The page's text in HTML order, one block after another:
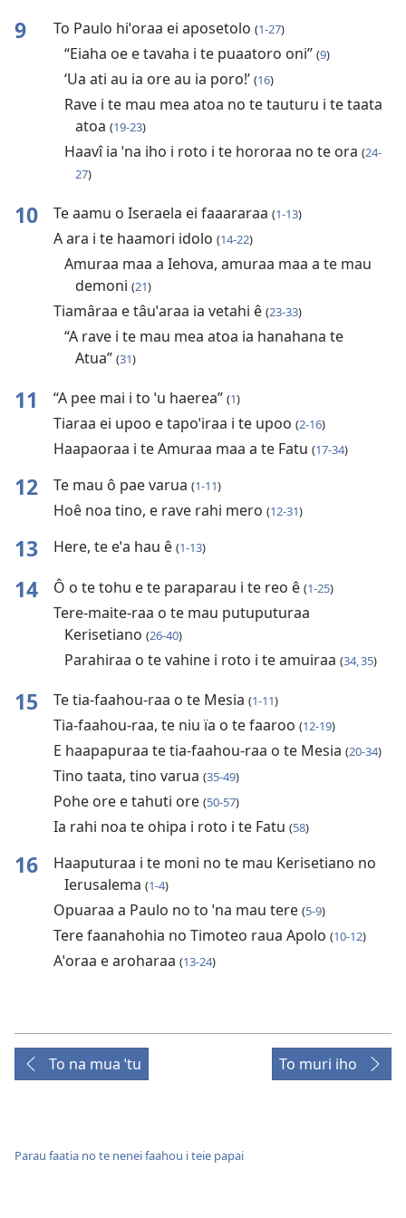
9 To Paulo hiˈoraa ei aposetolo (1-27)
“Eiaha oe e tavaha i te puaatoro oni” (9)
‘Ua ati au ia ore au ia poro!’ (16)
Rave i te mau mea atoa no te tauturu i te taata
atoa (19-23)
Haavî ia ˈna iho i roto i te hororaa no te ora (24-
27)
10 Te aamu o Iseraela ei faaararaa (1-13)
A ara i te haamori idolo (14-22)
Amuraa maa a Iehova, amuraa maa a te mau
demoni (21)
Tiamâraa e tâuˈaraa ia vetahi ê (23-33)
“A rave i te mau mea atoa ia hanahana te
Atua” (31)
11 “A pee mai i to ˈu haerea” (1)
Tiaraa ei upoo e tapoˈiraa i te upoo (2-16)
Haapaoraa i te Amuraa maa a te Fatu (17-34)
12 Te mau ô pae varua (1-11)
Hoê noa tino, e rave rahi mero (12-31)
13 Here, te eˈa hau ê (1-13)
14 Ô o te tohu e te paraparau i te reo ê (1-25)
Tere-maite-raa o te mau putuputuraa
Kerisetiano (26-40)
Parahiraa o te vahine i roto i te amuiraa (34, 35)
15 Te tia-faahou-raa o te Mesia (1-11)
Tia-faahou-raa, te niu ïa o te faaroo (12-19)
E haapapuraa te tia-faahou-raa o te Mesia (20-34)
Tino taata, tino varua (35-49)
Pohe ore e tahuti ore (50-57)
Ia rahi noa te ohipa i roto i te Fatu (58)
16
Haaputuraa i te moni no te mau Kerisetiano no
Ierusalema (1-4)
Opuaraa a Paulo no to ˈna mau tere (5-9)
Tere faanahohia no Timoteo raua Apolo (10-12)
Aˈoraa e aroharaa (13-24)
To na mua ˈtu To muri iho
Parau faatia no te nenei faahou i teie papai